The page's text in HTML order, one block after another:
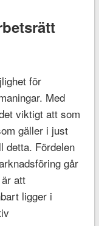
för
Med
viktigt att som
gäller i just
detta. Fördelen
går
att
ligger i